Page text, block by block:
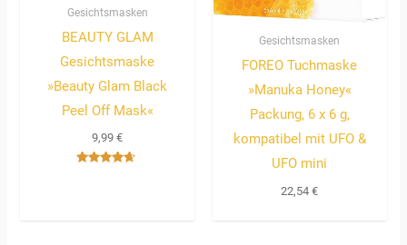
Gesichtsmasken
BEAUTY GLAM
Gesichtsmaske
»Beauty Glam Black
Peel Off Mask«
9,99€
Gesichtsmasken
FOREO Tuchmaske
»Manuka Honey«
Packung, 6 x 6 g,
kompatibel mit UFO &
UFO mini
22,54€